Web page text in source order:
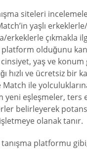
siteleri
yaşlı
erkeklerle çıkmakla
olduğunu
yaş ve
hızlı ve ücretsiz bir
Match ile
yeni eşleşmeler, ters
belirleyerek
olanak tanır.
platformu